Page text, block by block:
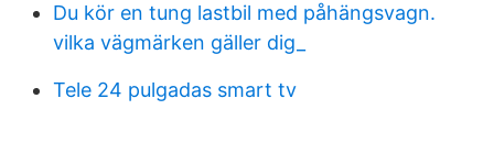
Du kör en tung lastbil med påhängsvagn.
vilka vägmärken gäller dig_
Tele 24 pulgadas smart tv